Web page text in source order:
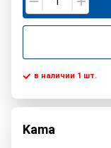
в наличии 1 шт.
Kama